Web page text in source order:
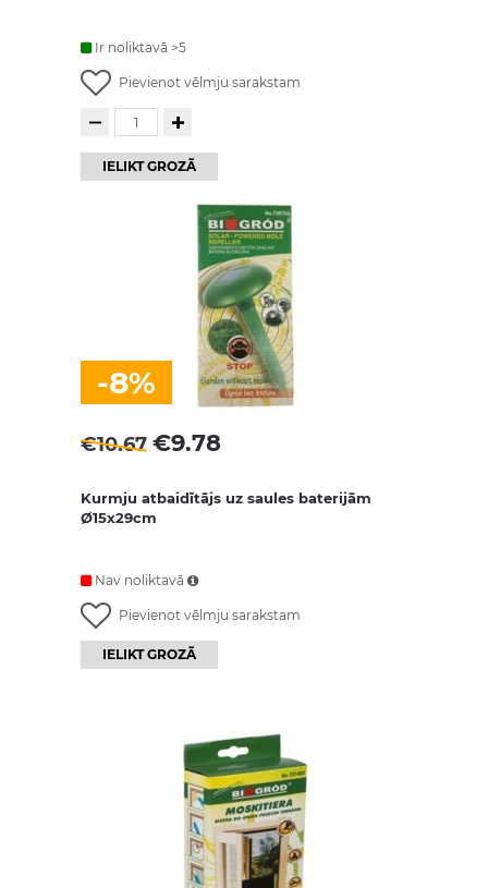
Ir noliktavā >5
Pievienot vēlmju sarakstam
IELIKT GROZĀ
-8%
€10.67 €9.78
Kurmju atbaidītājs uz saules baterijām
Ø15x29cm
Nav noliktavā
Pievienot vēlmju sarakstam
IELIKT GROZĀ